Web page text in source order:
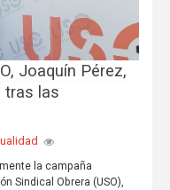
Joaquín Pérez,
tras las
la campaña
Sindical Obrera (USO),